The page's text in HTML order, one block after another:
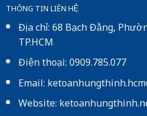
THÔNG TIN LIÊN HỆ
Địa chỉ: 68 Bạch Đằng,
TP.HCM
Điện thoại: 0909.785.077
Email:
Website: